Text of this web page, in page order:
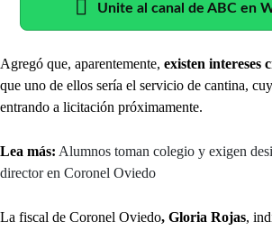
Unite al canal de ABC en
Agregó que, aparentemente, existen intereses
que uno de ellos sería el servicio de cantina,
entrando a licitación próximamente.
Lea más: Alumnos toman colegio y exigen
director en Coronel Oviedo
La fiscal de Coronel Oviedo, Gloria Rojas,